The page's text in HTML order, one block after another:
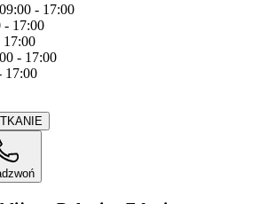
09:00 - 17:00
- 17:00
17:00
- 17:00
17:00